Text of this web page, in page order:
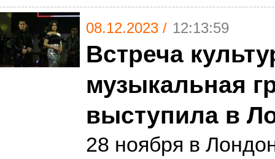
08.12.2023 / 12:13:59
Встреча
музыкальная
выступила в
28 ноября в